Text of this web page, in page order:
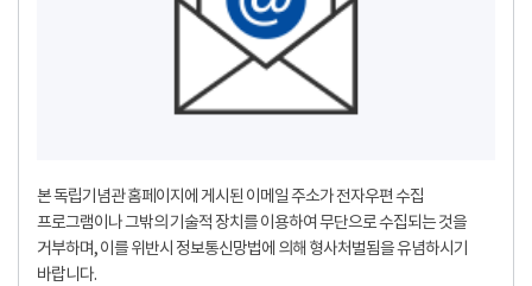
본 독립기념관 홈페이지에 게시된 이메일 주소가 전자우편 수집
프로그램이나 그밖의 기술적 장치를 이용하여 무단으로 수집되는 것을
거부하며, 이를 위반시 정보통신망법에 의해 형사처벌됨을 유념하시기
바랍니다.